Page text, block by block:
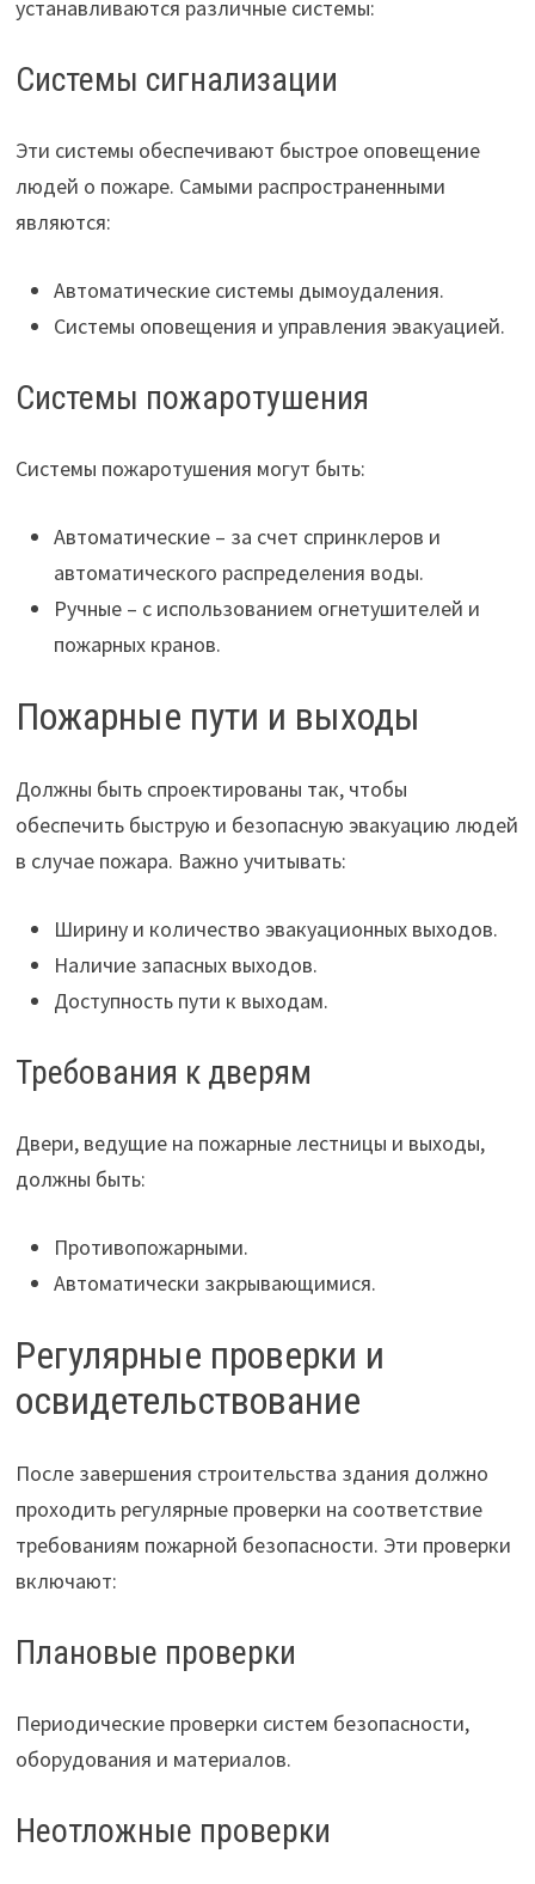
устанавливаются различные системы:
Системы сигнализации
Эти системы обеспечивают быстрое оповещение
людей о пожаре. Самыми распространенными
являются:
Автоматические системы дымоудаления.
Системы оповещения и управления эвакуацией.
Системы пожаротушения
Системы пожаротушения могут быть:
Автоматические – за счет спринклеров и
автоматического распределения воды.
Ручные – с использованием огнетушителей и
пожарных кранов.
Пожарные пути и выходы
Должны быть спроектированы так, чтобы
обеспечить быструю и безопасную эвакуацию людей
в случае пожара. Важно учитывать:
Ширину и количество эвакуационных выходов.
Наличие запасных выходов.
Доступность пути к выходам.
Требования к дверям
Двери, ведущие на пожарные лестницы и выходы,
должны быть:
Противопожарными.
Автоматически закрывающимися.
Регулярные проверки и
освидетельствование
После завершения строительства здания должно
проходить регулярные проверки на соответствие
требованиям пожарной безопасности. Эти проверки
включают:
Плановые проверки
Периодические проверки систем безопасности,
оборудования и материалов.
Неотложные проверки